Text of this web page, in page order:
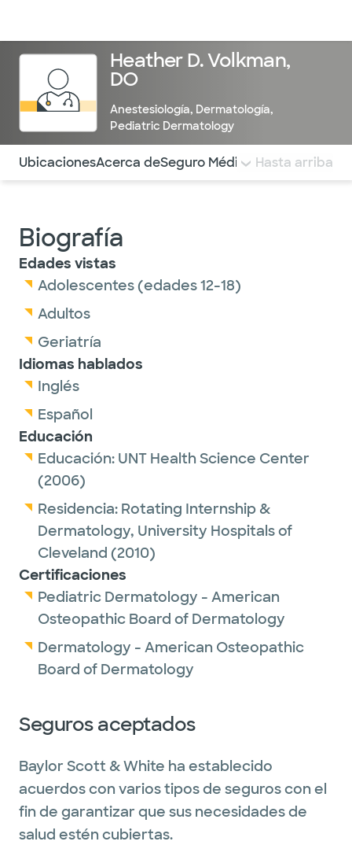
Heather D. Volkman,
DO
Anestesiología, Dermatología,
Pediatric Dermatology
Utilice esta navegación para saltar rápidamente a
UbicacionesAcerca deSeguro Médico COMENTARIOS
Hasta arriba
Biografía
Edades vistas
Adolescentes (edades 12-18)
Adultos
Geriatría
Idiomas hablados
Inglés
Español
Educación
Educación: UNT Health Science Center
(2006)
Residencia: Rotating Internship &
Dermatology, University Hospitals of
Cleveland (2010)
Certificaciones
Pediatric Dermatology - American
Osteopathic Board of Dermatology
Dermatology - American Osteopathic
Board of Dermatology
Seguros aceptados
Baylor Scott & White ha establecido
acuerdos con varios tipos de seguros con el
fin de garantizar que sus necesidades de
salud estén cubiertas.